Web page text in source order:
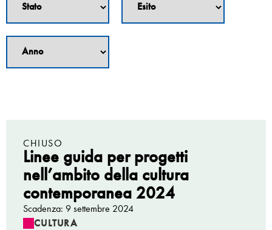
CHIUSO
Linee guida per progetti
nell’ambito della cultura
contemporanea 2024
Scadenza: 9 settembre 2024
CULTURA